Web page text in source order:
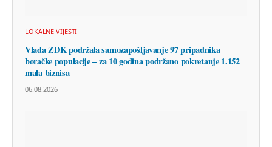
LOKALNE VIJESTI
Vlada ZDK podržala samozapošljavanje 97 pripadnika
boračke populacije – za 10 godina podržano pokretanje 1.152
mala biznisa
06.08.2026